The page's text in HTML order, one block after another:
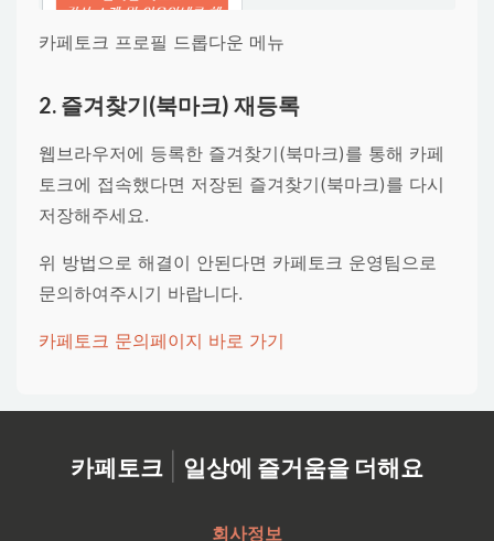
카페토크 프로필 드롭다운 메뉴
2. 즐겨찾기(북마크) 재등록
웹브라우저에 등록한 즐겨찾기(북마크)를 통해 카페
토크에 접속했다면 저장된 즐겨찾기(북마크)를 다시
저장해주세요.
위 방법으로 해결이 안된다면 카페토크 운영팀으로
문의하여주시기 바랍니다.
카페토크 문의페이지 바로 가기
카페토크 | 일상에 즐거움을 더해요
회사정보